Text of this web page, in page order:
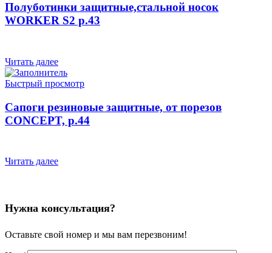
Полуботинки защитные,стальной носок
WORKER S2 р.43
Читать далее
Быстрый просмотр
Сапоги резиновые защитные, от порезов
CONCEPT, р.44
Читать далее
Нужна консультация?
Оставьте свой номер и мы вам перезвоним!